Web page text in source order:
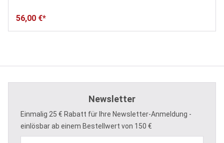
56,00 €*
Newsletter
Einmalig 25 € Rabatt für Ihre Newsletter-Anmeldung -
einlösbar ab einem Bestellwert von 150 €